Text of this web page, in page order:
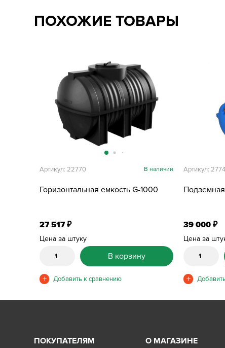
ПОХОЖИЕ ТОВАРЫ
Горизонтальная емкость G-1000
Артикул: 22770 В наличии
27 517₽
Цена за штуку
В корзину
Артикул:
39 000₽
Цена за
ПОКУПАТЕЛЯМ О МАГАЗИНЕ